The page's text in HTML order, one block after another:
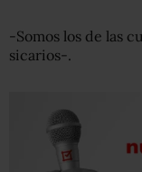
-Somos los de las
sicarios-.